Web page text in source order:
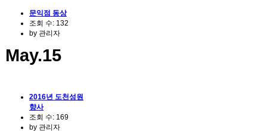
문익점 동상
조회 수: 132
by 관리자
May.15
2016년 도천성원
향사
조회 수: 169
by 관리자